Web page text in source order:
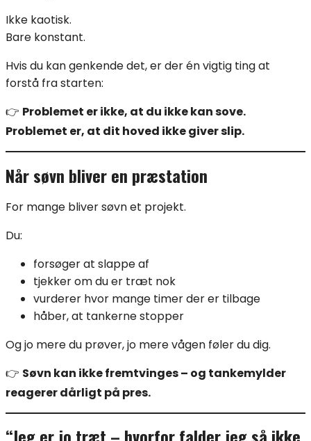
Ikke kaotisk.
Bare konstant.
Hvis du kan genkende det, er der én vigtig ting at
forstå fra starten:
👉 Problemet er ikke, at du ikke kan sove.
Problemet er, at dit hoved ikke giver slip.
Når søvn bliver en præstation
For mange bliver søvn et projekt.
Du:
forsøger at slappe af
tjekker om du er træt nok
vurderer hvor mange timer der er tilbage
håber, at tankerne stopper
Og jo mere du prøver, jo mere vågen føler du dig.
👉 Søvn kan ikke fremtvinges – og tankemylder
reagerer dårligt på pres.